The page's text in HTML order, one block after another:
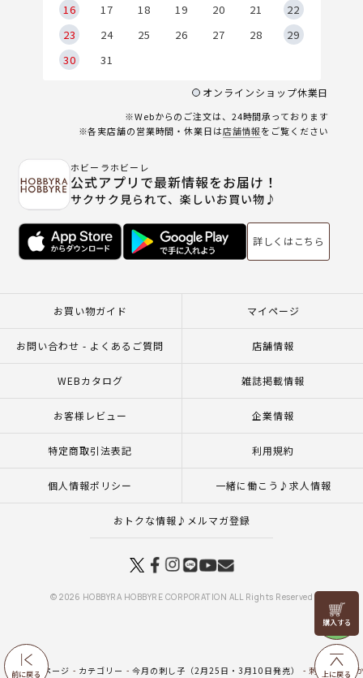
前に戻る
リリヤン
フェア
上に戻る
16
17 18 19 20 21
22
23
24 25 26 27 28
29
30
31
オンラインショップ休業日
※Webからのご注文は、24時間承っております
※各実店舗の営業時間・休業日は店舗情報をご覧ください
ホビーラホビーレ
公式アプリで最新情報をお届け！
サクサク見られて、楽しいお買い物♪
詳しくはこちら
お買い物ガイド マイページ
お問い合わせ - よくあるご質問 店舗情報
WEBカタログ 雑誌掲載情報
お客様レビュー 企業情報
特定商取引法表記 利用規約
個人情報ポリシー 一緒に働こう♪求人情報
おトクな情報♪メルマガ登録
© 2026 HOBBYRA HOBBYRE CORPORATION ALL Rights Reserved
トップページ カテゴリー 今月の刺し子（2月25日・3月10日発売） 刺し子糸 ぼ